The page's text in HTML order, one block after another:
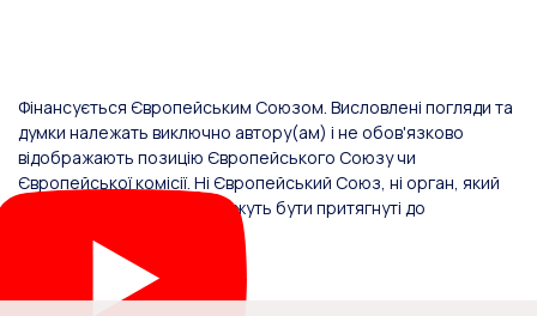
Фінансується Європейським Союзом. Висловлені погляди та
думки належать виключно автору(ам) і не обов'язково
відображають позицію Європейського Союзу чи
Європейської комісії. Ні Європейський Союз, ні орган, який
надав фінансування, не можуть бути притягнуті до